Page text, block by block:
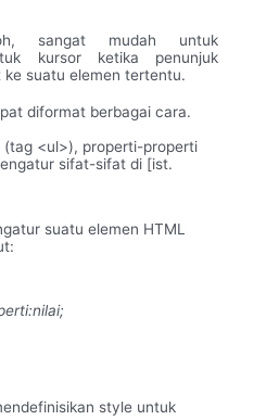
sangat mudah untuk
kursor ketika penunjuk
ke suatu elemen tertentu.
diformat berbagai cara.
(tag <ul>), properti-properti
sifat-sifat di [ist.
suatu elemen HTML
style untuk